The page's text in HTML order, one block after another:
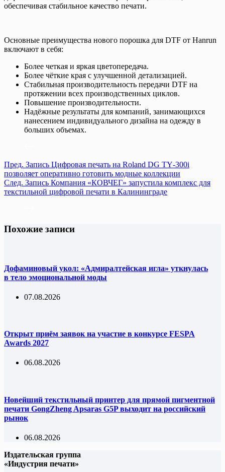
обеспечивая стабильное качество печати.
Основные преимущества нового порошка для DTF от Hanrun
включают в себя:
Более четкая и яркая цветопередача.
Более чёткие края с улучшенной детализацией.
Стабильная производительность передачи DTF на
протяжении всех производственных циклов.
Повышение производительности.
Надёжные результаты для компаний, занимающихся
нанесением индивидуального дизайна на одежду в
больших объемах.
Пред. Запись Цифровая печать на Roland DG TY‑300i
позволяет оперативно готовить модные коллекции
След. Запись Компания «КОВЧЕГ» запустила комплекс для
текстильной цифровой печати в Калининграде
Похожие записи
Дофаминовый укол: «Адмиралтейская игла» уткнулась
в тело эмоциональной моды
07.08.2026
Открыт приём заявок на участие в конкурсе FESPA
Awards 2027
06.08.2026
Новейший текстильный принтер для прямой пигментной
печати GongZheng Apsaras G5P выходит на российский
рынок
06.08.2026
Издательская группа
«Индустрия печати»